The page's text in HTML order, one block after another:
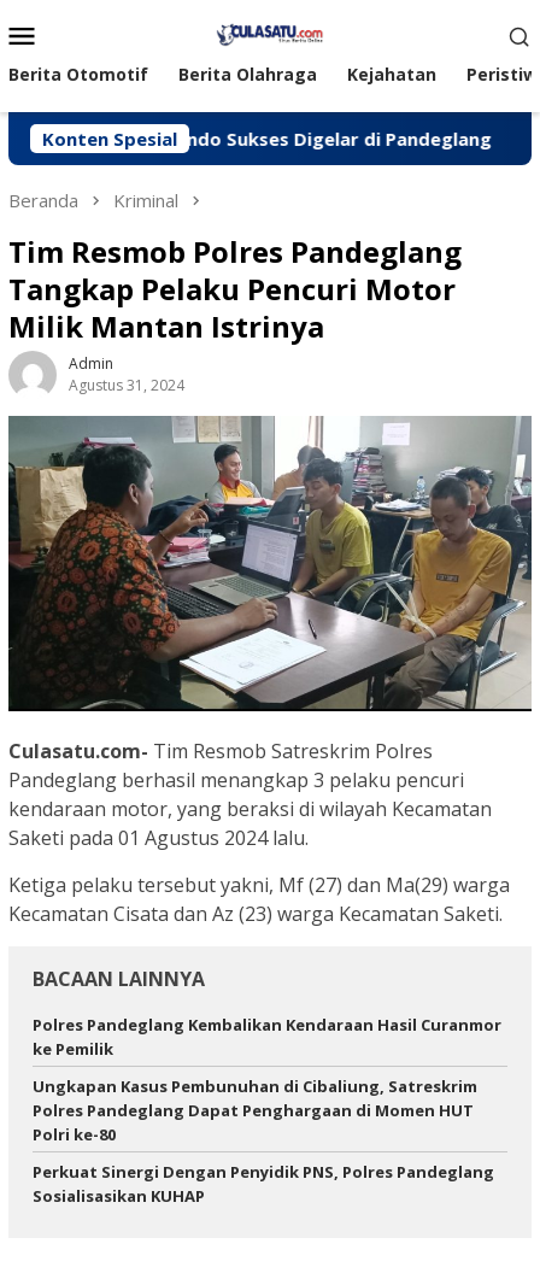
ke
kontenMobile
Berita Otomotif Berita Olahraga Kejahatan
Konten Spesial
Jasindo Sukses Digelar di Pandeglang ‎Polres
Beranda Kriminal
Tim Resmob Polres Pandeglang
Tangkap Pelaku Pencuri Motor
Milik Mantan Istrinya
Admin
Agustus 31, 2024
Culasatu.com- Tim Resmob Satreskrim Polres
Pandeglang berhasil menangkap 3 pelaku pencuri
kendaraan motor, yang beraksi di wilayah Kecamatan
Saketi pada 01 Agustus 2024 lalu.
Ketiga pelaku tersebut yakni, Mf (27) dan Ma(29) warga
Kecamatan Cisata dan Az (23) warga Kecamatan Saketi.
BACAAN LAINNYA
‎Polres Pandeglang Kembalikan Kendaraan Hasil Curanmor
ke Pemilik ‎ ‎
‎Ungkapan Kasus Pembunuhan di Cibaliung, Satreskrim
Polres Pandeglang Dapat Penghargaan di Momen HUT
Polri ke-80
Perkuat Sinergi Dengan Penyidik PNS, Polres Pandeglang
Sosialisasikan KUHAP